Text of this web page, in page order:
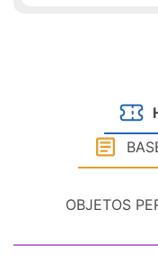
OBJETOS